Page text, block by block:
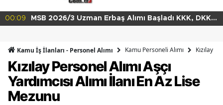
00:02
MSB 2026/4 Teknik Sınıf Uzman Erbaş Alımı
Kamu İş İlanları - Personel Alımı Kamu Personeli Alımı Kızılay
Kızılay Personel Alımı Aşçı
Yardımcısı Alımı İlanı En Az Lise
Mezunu